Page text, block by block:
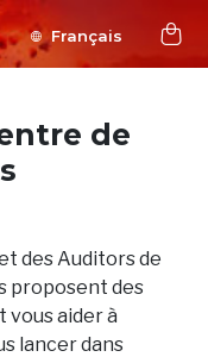
Français
de
des Auditors de
proposent des
vous aider à
lancer dans